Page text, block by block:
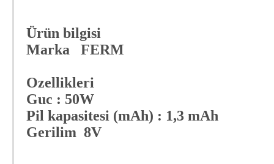
Ürün bilgisi
Marka FERM
Ozellikleri
Guc : 50W
Pil kapasitesi (mAh) : 1,3 mAh
Gerilim 8V